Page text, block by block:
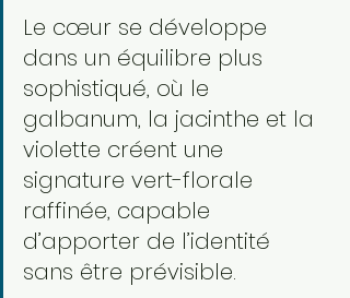
Le cœur se développe
dans un équilibre plus
sophistiqué, où le
galbanum, la jacinthe et la
violette créent une
signature vert-florale
raffinée, capable
d’apporter de l’identité
sans être prévisible.